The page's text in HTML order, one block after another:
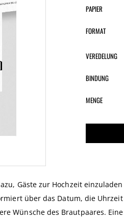
MENGE
PAPIER
FORMAT
VEREDELUNG
BINDUNG
Gäste zur Hochzeit
über das Datum, die
Wünsche des Brautpaares.